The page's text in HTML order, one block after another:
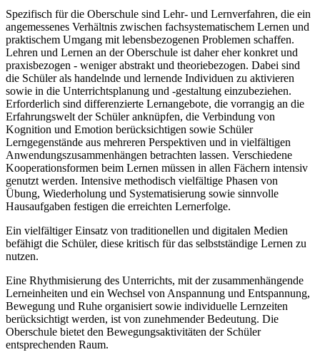
Spezifisch für die Oberschule sind Lehr- und Lernverfahren, die ein
angemessenes Verhältnis zwischen fachsystematischem Lernen und
praktischem Umgang mit lebensbezogenen Problemen schaffen.
Lehren und Lernen an der Oberschule ist daher eher konkret und
praxisbezogen - weniger abstrakt und theoriebezogen. Dabei sind
die Schüler als handelnde und lernende Individuen zu aktivieren
sowie in die Unterrichtsplanung und -gestaltung einzubeziehen.
Erforderlich sind differenzierte Lernangebote, die vorrangig an die
Erfahrungswelt der Schüler anknüpfen, die Verbindung von
Kognition und Emotion berücksichtigen sowie Schüler
Lerngegenstände aus mehreren Perspektiven und in vielfältigen
Anwendungszusammenhängen betrachten lassen. Verschiedene
Kooperationsformen beim Lernen müssen in allen Fächern intensiv
genutzt werden. Intensive methodisch vielfältige Phasen von
Übung, Wiederholung und Systematisierung sowie sinnvolle
Hausaufgaben festigen die erreichten Lernerfolge.
Ein vielfältiger Einsatz von traditionellen und digitalen Medien
befähigt die Schüler, diese kritisch für das selbstständige Lernen zu
nutzen.
Eine Rhythmisierung des Unterrichts, mit der zusammenhängende
Lerneinheiten und ein Wechsel von Anspannung und Entspannung,
Bewegung und Ruhe organisiert sowie individuelle Lernzeiten
berücksichtigt werden, ist von zunehmender Bedeutung. Die
Oberschule bietet den Bewegungsaktivitäten der Schüler
entsprechenden Raum.